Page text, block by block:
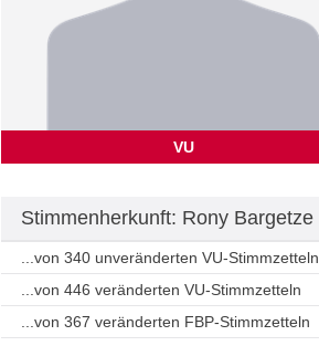
VU
Stimmenherkunft: Rony Bargetze
...von 340 unveränderten VU-Stimmzetteln
...von 446 veränderten VU-Stimmzetteln
...von 367 veränderten FBP-Stimmzetteln